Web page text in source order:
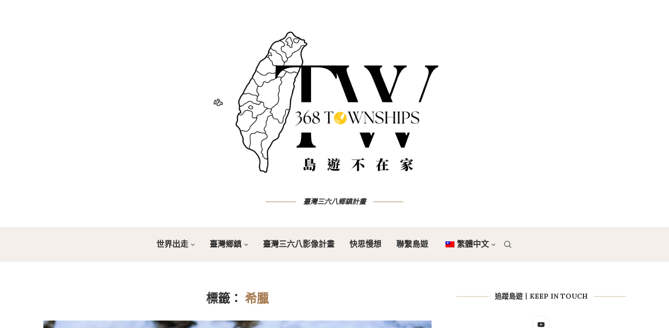
臺灣三六八鄉鎮計畫
世界出走 臺灣鄉鎮 臺灣三六八影像計畫 快思慢想 聯繫島遊 繁體中文
標籤： 希臘 追蹤島遊丨KEEP IN TOUCH